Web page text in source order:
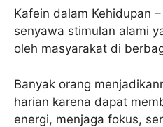
Kafein dalam Kehidupan
senyawa stimulan alami
oleh masyarakat di
Banyak orang
harian karena dapat
energi, menjaga fokus,